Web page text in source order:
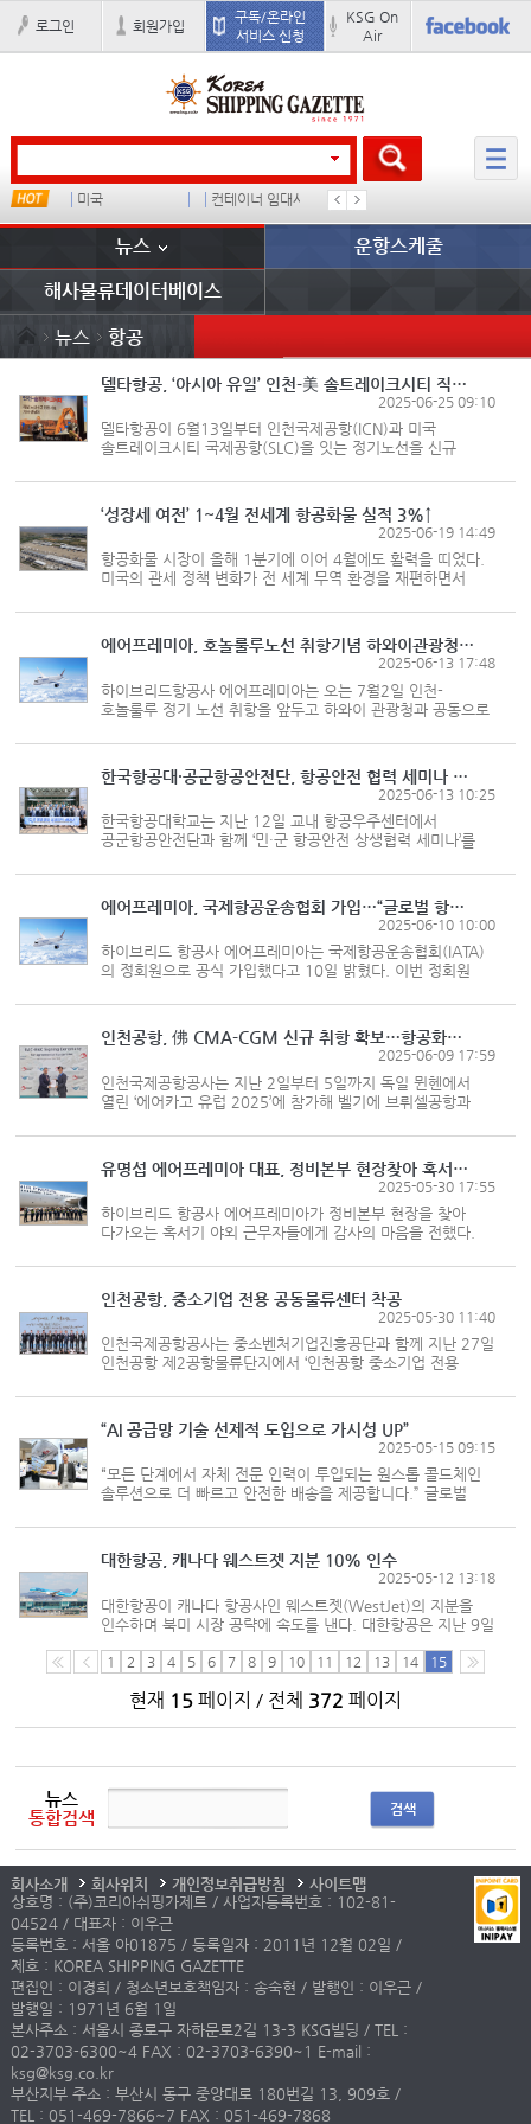
로그인 회원가입
구독/온라인
서비스 신청
KSG On
Air
미국 컨테이너 임대사 더블
뉴스 운항스케줄
해사물류데이터베이스
뉴스 항공
델타항공, ‘아시아 유일’ 인천-美 솔트레이크시티 직항 취항
2025-06-25 09:10
델타항공이 6월13일부터 인천국제공항(ICN)과 미국
솔트레이크시티 국제공항(SLC)을 잇는 정기노선을 신규
아시아에서 유일한 직항 노선으로, 주 7일 매일 운항된다.
신규 노선은 미국 유타주 솔트레이크시티를 한...
‘성장세 여전’ 1~4월 전세계 항공화물 실적 3%↑
2025-06-19 14:49
항공화물 시장이 올해 1분기에 이어 4월에도 활력을 띠었다.
미국의 관세 정책 변화가 전 세계 무역 환경을 재편하면서
결과를 낳았다. 국제항공운송협회(IATA)에 따르면 올해
1~4월 화물수송실적(톤킬로...
에어프레미아, 호놀룰루노선 취항기념 하와이관광청과 공동프로모션
2025-06-13 17:48
하이브리드항공사 에어프레미아는 오는 7월2일 인천-
호놀룰루 정기 노선 취항을 앞두고 하와이 관광청과 공동으로
에어프레미아의 호놀룰루 정기편 취항을 기념해 마련된
것으로, 항공권 할인은 물론 하와...
한국항공대·공군항공안전단, 항공안전 협력 세미나 개최
2025-06-13 10:25
한국항공대학교는 지난 12일 교내 항공우주센터에서
공군항공안전단과 함께 ‘민·군 항공안전 상생협력 세미나’를
가운데, 제도적·교육적 차원의 공동 대응 필요성을 반영해
행사가 마련됐다. 세...
에어프레미아, 국제항공운송협회 가입…“글로벌 항공사 도약”
2025-06-10 10:00
하이브리드 항공사 에어프레미아는 국제항공운송협회(IATA)
의 정회원으로 공식 가입했다고 10일 밝혔다. 이번 정회원
‘ISM(IOSA Standards Manual) 16th 에디션’ 인증을
획득한 직후 이뤄졌다. 에어프레미아 관계...
인천공항, 佛 CMA-CGM 신규 취항 확보…항공화물 유치 총력
2025-06-09 17:59
인천국제공항공사는 지난 2일부터 5일까지 독일 뮌헨에서
열린 ‘에어카고 유럽 2025’에 참가해 벨기에 브뤼셀공항과
에어카고의 신규 취항을 성사시키는 등 가시적 성과를
거뒀다고 8일 밝혔다. 에어카고 유럽은...
유명섭 에어프레미아 대표, 정비본부 현장찾아 혹서기 대응물품 전달
2025-05-30 17:55
하이브리드 항공사 에어프레미아가 정비본부 현장을 찾아
다가오는 혹서기 야외 근무자들에게 감사의 마음을 전했다.
정비계류장을 방문해 무더위 속에서도 묵묵히 현장에서 근무
중인 정비사들에게 직접...
인천공항, 중소기업 전용 공동물류센터 착공
2025-05-30 11:40
인천국제공항공사는 중소벤처기업진흥공단과 함께 지난 27일
인천공항 제2공항물류단지에서 ‘인천공항 중소기업 전용
인천국제공항공사 이학재 사장, 중소벤처기업진흥공단 강석진
이사장, 인천공항본부...
“AI 공급망 기술 선제적 도입으로 가시성 UP”
2025-05-15 09:15
“모든 단계에서 자체 전문 인력이 투입되는 원스톱 콜드체인
솔루션으로 더 빠르고 안전한 배송을 제공합니다.” 글로벌
시장의 무기로 내세웠다. 자사 항공기와 최첨단 포장재
(패키지), 공급망 솔루션을 기...
대한항공, 캐나다 웨스트젯 지분 10% 인수
2025-05-12 13:18
대한항공이 캐나다 항공사인 웨스트젯(WestJet)의 지분을
인수하며 북미 시장 공략에 속도를 낸다. 대한항공은 지난 9일
결의했다고 밝혔다. 인수대금은 2억2000만달러(약
1 2 3 4 5 6 7 8 9 10 11 12 13 14 15
현재 15페이지 / 전체 372 페이지
뉴스
통합검색
검색
회사소개 회사위치 개인정보취급방침
사이트맵
상호명 : (주)코리아쉬핑가제트 / 사업자등록번호 : 102-81-
04524 / 대표자 : 이우근
등록번호 : 서울 아01875 / 등록일자 : 2011년 12월 02일 /
제호 : KOREA SHIPPING GAZETTE
편집인 : 이경희 / 청소년보호책임자 : 송숙현 / 발행인 : 이우근 /
발행일 : 1971년 6월 1일
본사주소 : 서울시 종로구 자하문로2길 13-3 KSG빌딩 / TEL :
02-3703-6300~4 FAX : 02-3703-6390~1 E-mail :
ksg@ksg.co.kr
부산지부 주소 : 부산시 동구 중앙대로 180번길 13, 909호 /
TEL : 051-469-7866~7 FAX : 051-469-7868